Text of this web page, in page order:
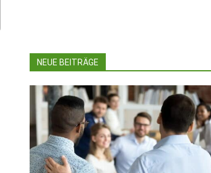
NEUE BEITRÄGE